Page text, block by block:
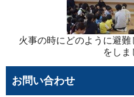
火事の時にどのように避
をしま
お問い合わせ